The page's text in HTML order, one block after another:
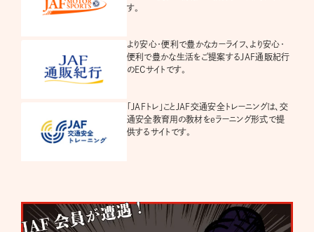
す。
より安心・便利で豊かなカーライフ、より安心・
便利で豊かな生活をご提案するJAF通販紀行
のECサイトです。
「JAFトレ」ことJAF交通安全トレーニングは、交
通安全教育用の教材をeラーニング形式で提
供するサイトです。